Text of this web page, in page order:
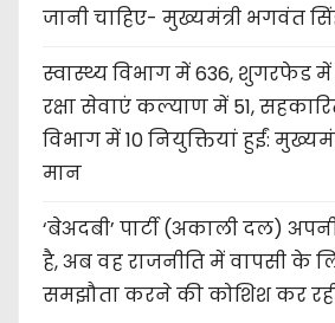
जानी चाहिए- मुख्यमंत्री भगवंत
स्वास्थ्य विभाग में 636, शुगरफेड में
रक्षा सेवाएं कल्याण में 51,
विभाग में 10 नियुक्तियां हुईं:
मान
‘बेअदबी’ पार्टी (अकाली दल)
है, अब वह राजनीति में वापसी के
समझौता करने की कोशिश कर